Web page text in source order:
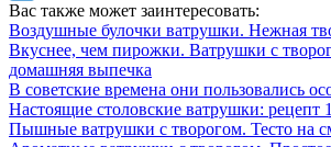
Вас также может заинтересовать:
Воздушные булочки ватрушки. Нежная
Вкуснее, чем пирожки. Ватрушки с
домашняя выпечка
В советские времена они пользовались
Настоящие столовские ватрушки: рецепт
Пышные ватрушки с творогом. Тесто на